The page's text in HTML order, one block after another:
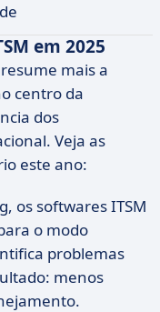
em 2025
mais a
centro da
dos
Veja as
este ano:
os softwares ITSM
o modo
problemas
menos